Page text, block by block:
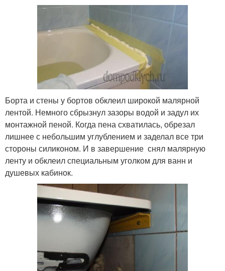
Борта и стены у бортов обклеил широкой малярной
лентой. Немного сбрызнул зазоры водой и задул их
монтажной пеной. Когда пена схватилась, обрезал
лишнее с небольшим углублением и заделал все три
стороны силиконом. И в завершение снял малярную
ленту и обклеил специальным уголком для ванн и
душевых кабинок.